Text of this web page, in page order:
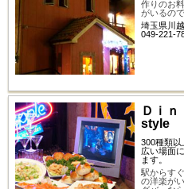
作りのお
がいるの
埼玉県川
049-221-
Ｄｉ
style
300種類以
広い場面
ます。
駅からす
の洋楽が